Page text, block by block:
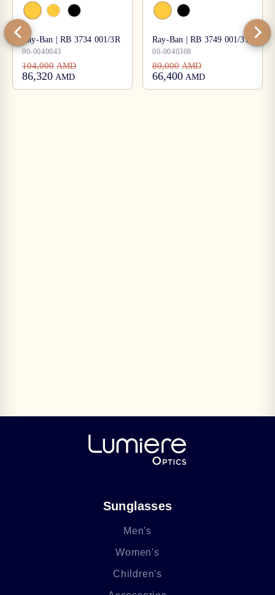
Ray-Ban | RB 3734 001/3R
00-0040043
104,000 AMD
86,320 AMD
Ray-Ban | RB 3749 001/31
00-0040368
80,000 AMD
66,400 AMD
Sunglasses
Men's
Women's
Children's